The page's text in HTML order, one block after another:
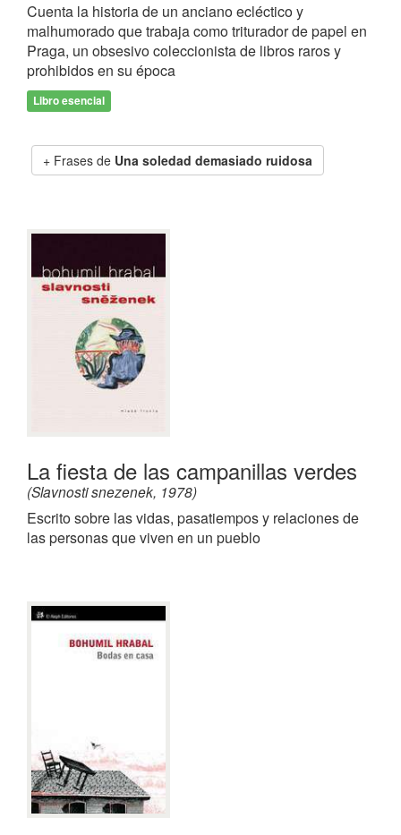
Cuenta la historia de un anciano ecléctico y
malhumorado que trabaja como triturador de papel en
Praga, un obsesivo coleccionista de libros raros y
prohibidos en su época
Libro esencial
Frases de Una soledad demasiado ruidosa
La fiesta de las campanillas verdes
(Slavnosti snezenek, 1978)
Escrito sobre las vidas, pasatiempos y relaciones de
las personas que viven en un pueblo